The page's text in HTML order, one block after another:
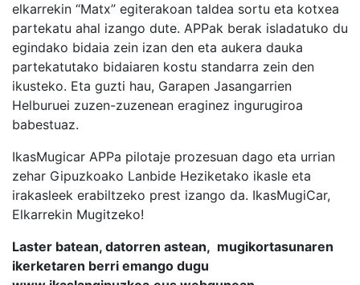
elkarrekin “Matx” egiterakoan taldea sortu eta kotxea
partekatu ahal izango dute. APPak berak isladatuko du
egindako bidaia zein izan den eta aukera dauka
partekatutako bidaiaren kostu standarra zein den
ikusteko. Eta guzti hau, Garapen Jasangarrien
Helburuei zuzen-zuzenean eraginez ingurugiroa
babestuaz.
IkasMugicar APPa pilotaje prozesuan dago eta urrian
zehar Gipuzkoako Lanbide Heziketako ikasle eta
irakasleek erabiltzeko prest izango da. IkasMugiCar,
Elkarrekin Mugitzeko!
Laster batean, datorren astean, mugikortasunaren
ikerketaren berri emango dugu